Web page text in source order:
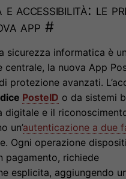
e accessibilità: le
app #
sicurezza informatica è
centrale, la nuova App
protezione avanzati.
PosteID o da sistemi
digitale e il
un’autenticazione a due
Ogni operazione
pagamento, richiede
esplicita, aggiungendo